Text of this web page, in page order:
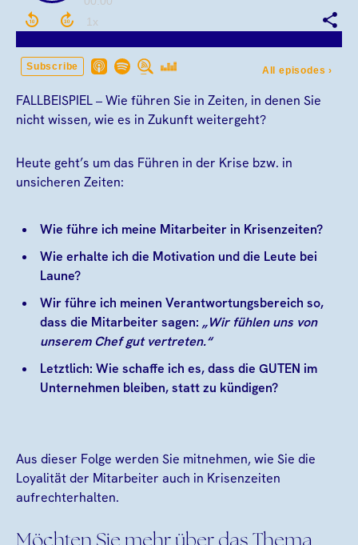
FALLBEISPIEL – Wie führen Sie in Zeiten, in denen Sie
nicht wissen, wie es in Zukunft weitergeht?
Heute geht’s um das Führen in der Krise bzw. in
unsicheren Zeiten:
Wie führe ich meine Mitarbeiter in Krisenzeiten?
Wie erhalte ich die Motivation und die Leute bei
Laune?
Wir führe ich meinen Verantwortungsbereich so,
dass die Mitarbeiter sagen: „Wir fühlen uns von
unserem Chef gut vertreten.“
Letztlich: Wie schaffe ich es, dass die GUTEN im
Unternehmen bleiben, statt zu kündigen?
Aus dieser Folge werden Sie mitnehmen, wie Sie die
Loyalität der Mitarbeiter auch in Krisenzeiten
aufrechterhalten.